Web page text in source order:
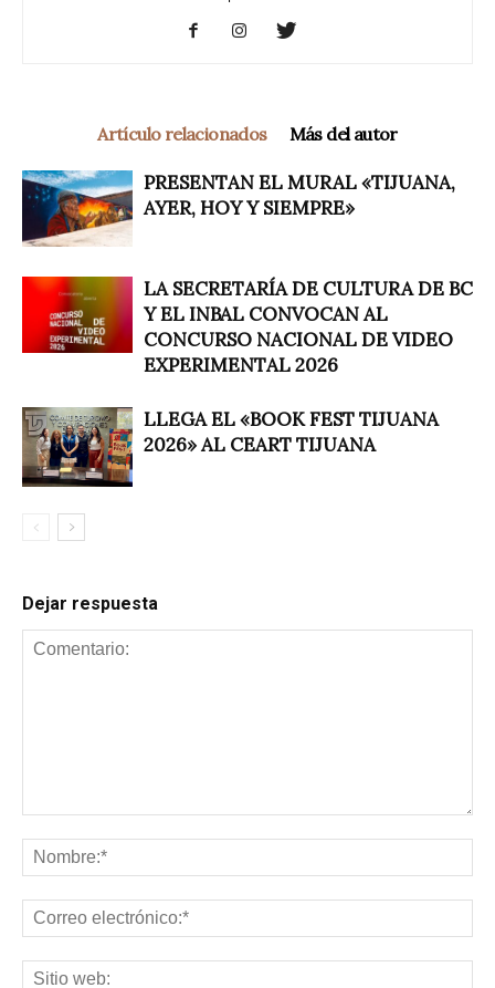
Artículo relacionados Más del autor
PRESENTAN EL MURAL «TIJUANA,
AYER, HOY Y SIEMPRE»
LA SECRETARÍA DE CULTURA DE BC
Y EL INBAL CONVOCAN AL
CONCURSO NACIONAL DE VIDEO
EXPERIMENTAL 2026
LLEGA EL «BOOK FEST TIJUANA
2026» AL CEART TIJUANA
Dejar respuesta